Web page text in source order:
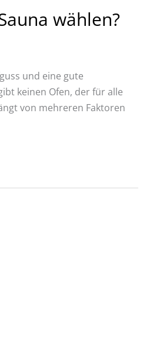
wählen?
und eine gute
keinen Ofen, der für alle
von mehreren Faktoren